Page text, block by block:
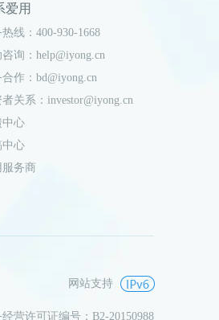
爱用
热线：400-930-1668
询：help@iyong.cn
作：bd@iyong.cn
关系：investor@iyong.cn
中心
中心
服务商
网站支持
营许可证编号：B2-20150988